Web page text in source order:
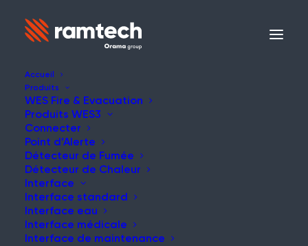
Accueil
Produits
WES Fire & Evacuation
Produits WES3
Connecter
Point d’Alerte
Détecteur de Fumée
Détecteur de Chaleur
Interface
Interface standard
Interface eau
Interface médicale
Interface de maintenance
ÉTUDE DE CAS
All England Lawn Tennis
Club (AELTC),